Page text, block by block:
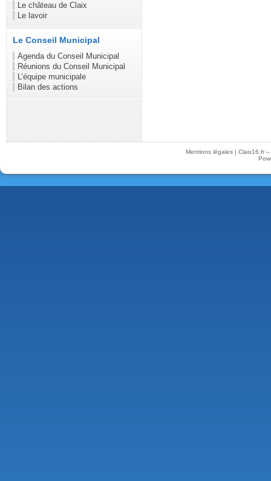
Le château de Claix
Le lavoir
Le Conseil Municipal
Agenda du Conseil Municipal
Réunions du Conseil Municipal
L’équipe municipale
Bilan des actions
Mentions légales| Claix16.fr